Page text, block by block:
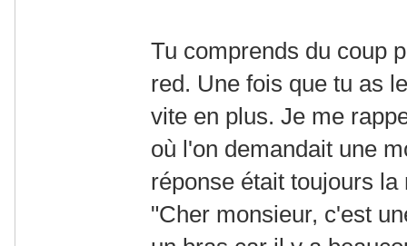
Tu comprends du coup
red. Une fois que tu as
vite en plus. Je me
où l'on demandait une
réponse était toujours la
"Cher monsieur, c'est